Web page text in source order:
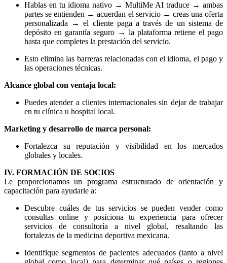
Hablas en tu idioma nativo → MultiMe AI traduce → ambas
partes se entienden → acuerdan el servicio → creas una oferta
personalizada → el cliente paga a través de un sistema de
depósito en garantía seguro → la plataforma retiene el pago
hasta que completes la prestación del servicio.
Esto elimina las barreras relacionadas con el idioma, el pago y
las operaciones técnicas.
Alcance global con ventaja local:
Puedes atender a clientes internacionales sin dejar de trabajar
en tu clínica u hospital local.
Marketing y desarrollo de marca personal:
Fortalezca su reputación y visibilidad en los mercados
globales y locales.
IV. FORMACIÓN DE SOCIOS
Le proporcionamos un programa estructurado de orientación y
capacitación para ayudarle a:
Descubre cuáles de tus servicios se pueden vender como
consultas online y posiciona tu experiencia para ofrecer
servicios de consultoría a nivel global, resaltando las
fortalezas de la medicina deportiva mexicana.
Identifique segmentos de pacientes adecuados (tanto a nivel